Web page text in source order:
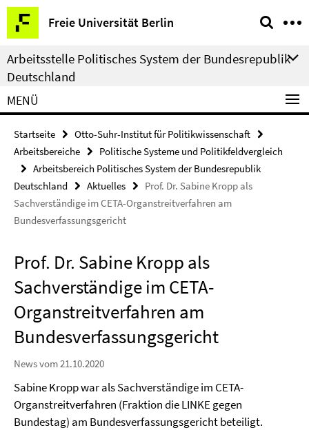
Springe
direkt
zu
Inhalt
Freie Universität Berlin
Service-
Navigation
Arbeitsstelle Politisches System der Bundesrepublik
Deutschland
MENÜ
Startseite
Otto-Suhr-Institut für Politikwissenschaft
Arbeitsbereiche
Politische Systeme und Politikfeldvergleich
Arbeitsbereich Politisches System der Bundesrepublik
Deutschland
Aktuelles
Prof. Dr. Sabine Kropp als
Sachverständige im CETA-Organstreitverfahren am
Bundesverfassungsgericht
Prof. Dr. Sabine Kropp als
Sachverständige im CETA-
Organstreitverfahren am
Bundesverfassungsgericht
News vom 21.10.2020
Sabine Kropp war als Sachverständige im CETA-
Organstreitverfahren (Fraktion die LINKE gegen
Bundestag) am Bundesverfassungsgericht beteiligt.